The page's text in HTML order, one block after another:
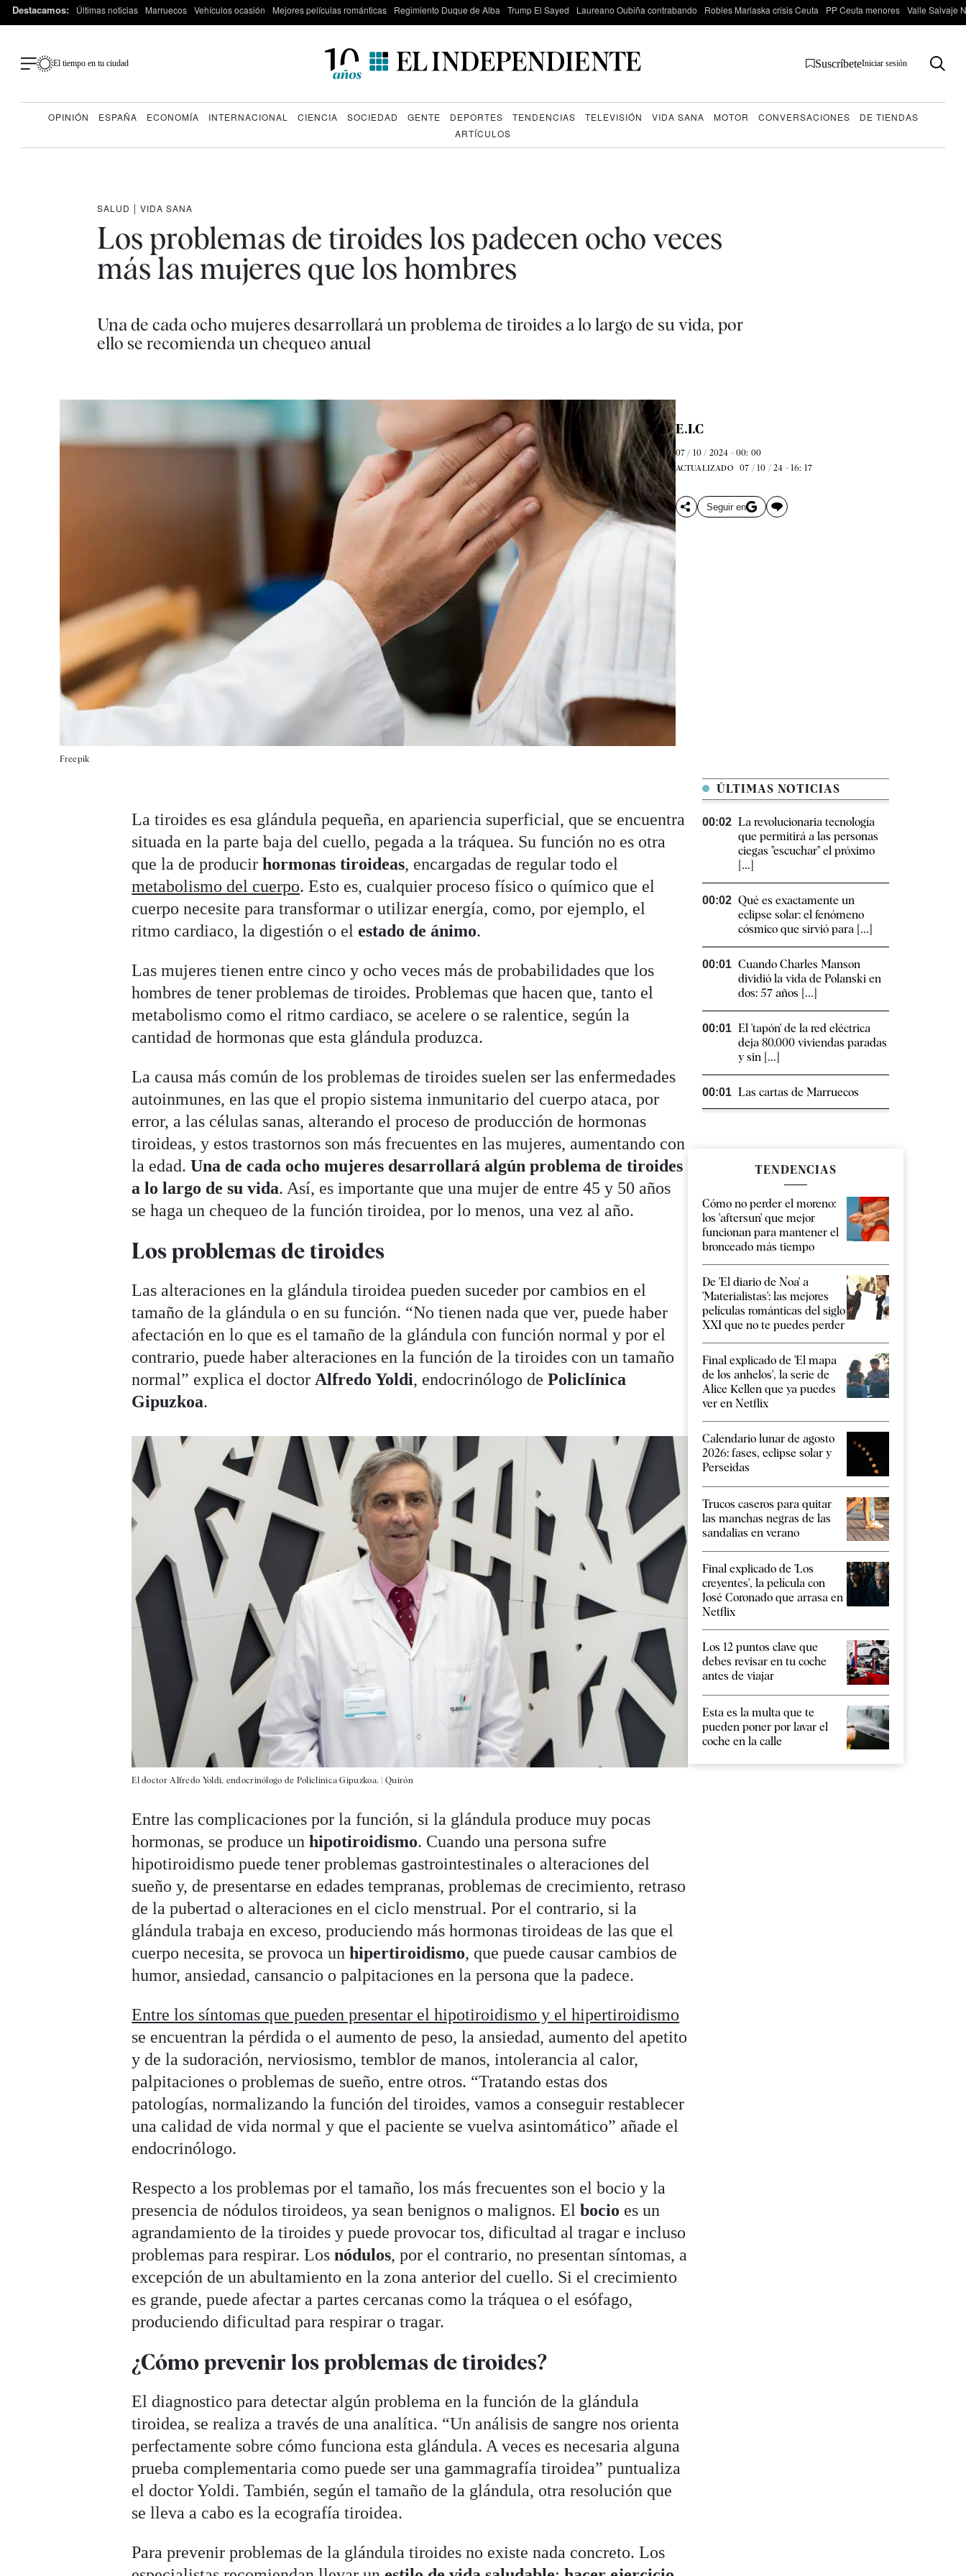
Destacamos: Últimas noticias Marruecos Vehículos ocasión Mejores películas románticas Regimiento Duque de Alba Trump El Sayed Laureano Oubiña contrabando Robles Marlaska crisis Ceuta PP Ceuta menores Valle Salvaje
El tiempo en tu ciudad SuscríbeteIniciar sesión
OPINIÓN ESPAÑA ECONOMÍA INTERNACIONAL CIENCIA SOCIEDAD GENTE DEPORTES TENDENCIAS TELEVISIÓN VIDA SANA MOTOR CONVERSACIONES
DE TIENDAS
ARTÍCULOS
SALUD | VIDA SANA
Los problemas de tiroides los padecen ocho veces
más las mujeres que los hombres
Una de cada ocho mujeres desarrollará un problema de tiroides a lo largo de su vida, por
ello se recomienda un chequeo anual
Freepik
E.I.C
07 / 10 / 2024 - 00: 00
ACTUALIZADO 07 / 10 / 24 - 16: 17
Seguir en
La tiroides es esa glándula pequeña, en apariencia superficial, que se encuentra
situada en la parte baja del cuello, pegada a la tráquea. Su función no es otra
que la de producirhormonas tiroideas, encargadas de regular todo el
metabolismo del cuerpo. Esto es, cualquier proceso físico o químico que el
cuerpo necesite para transformar o utilizar energía, como, por ejemplo, el
ritmo cardiaco, la digestión o elestado de ánimo.
Las mujeres tienen entre cinco y ocho veces más de probabilidades que los
hombres de tener problemas de tiroides. Problemas que hacen que, tanto el
metabolismo como el ritmo cardiaco, se acelere o se ralentice, según la
cantidad de hormonas que esta glándula produzca.
La causa más común de los problemas de tiroides suelen ser las enfermedades
autoinmunes, en las que el propio sistema inmunitario del cuerpo ataca, por
error, a las células sanas, alterando el proceso de producción de hormonas
tiroideas, y estos trastornos son más frecuentes en las mujeres, aumentando con
la edad.Una de cada ocho mujeres desarrollará algún problema de tiroides
a lo largo de su vida. Así, es importante que una mujer de entre 45 y 50 años
se haga un chequeo de la función tiroidea, por lo menos, una vez al año.
Los problemas de tiroides
Las alteraciones en la glándula tiroidea pueden suceder por cambios en el
tamaño de la glándula o en su función. “No tienen nada que ver, puede haber
afectación en lo que es el tamaño de la glándula con función normal y por el
contrario, puede haber alteraciones en la función de la tiroides con un tamaño
normal” explica el doctor Alfredo Yoldi, endocrinólogo dePoliclínica
Gipuzkoa.
El doctor Alfredo Yoldi, endocrinólogo de Policlínica Gipuzkoa. |Quirón
Entre las complicaciones por la función, si la glándula produce muy pocas
hormonas, se produce unhipotiroidismo. Cuando una persona sufre
hipotiroidismo puede tener problemas gastrointestinales o alteraciones del
sueño y, de presentarse en edades tempranas, problemas de crecimiento, retraso
de la pubertad o alteraciones en el ciclo menstrual. Por el contrario, si la
glándula trabaja en exceso, produciendo más hormonas tiroideas de las que el
cuerpo necesita, se provoca unhipertiroidismo, que puede causar cambios de
humor, ansiedad, cansancio o palpitaciones en la persona que la padece.
Entre los síntomas que pueden presentar el hipotiroidismo y el hipertiroidismo
se encuentran la pérdida o el aumento de peso, la ansiedad, aumento del apetito
y de la sudoración, nerviosismo, temblor de manos, intolerancia al calor,
palpitaciones o problemas de sueño, entre otros. “Tratando estas dos
patologías, normalizando la función del tiroides, vamos a conseguir restablecer
una calidad de vida normal y que el paciente se vuelva asintomático” añade el
endocrinólogo.
Respecto a los problemas por el tamaño, los más frecuentes son el bocio y la
presencia de nódulos tiroideos, ya sean benignos o malignos. Elbocio es un
agrandamiento de la tiroides y puede provocar tos, dificultad al tragar e incluso
problemas para respirar. Losnódulos, por el contrario, no presentan síntomas, a
excepción de un abultamiento en la zona anterior del cuello. Si el crecimiento
es grande, puede afectar a partes cercanas como la tráquea o el esófago,
produciendo dificultad para respirar o tragar.
¿Cómo prevenir los problemas de tiroides?
El diagnostico para detectar algún problema en la función de la glándula
tiroidea, se realiza a través de una analítica. “Un análisis de sangre nos orienta
perfectamente sobre cómo funciona esta glándula. A veces es necesaria alguna
prueba complementaria como puede ser una gammagrafía tiroidea” puntualiza
el doctor Yoldi. También, según el tamaño de la glándula, otra resolución que
se lleva a cabo es la ecografía tiroidea.
Para prevenir problemas de la glándula tiroides no existe nada concreto. Los
ÚLTIMAS NOTICIAS
00:02 La revolucionaria tecnología
que permitirá a las personas
ciegas "escuchar" el próximo
[...]
00:02 Qué es exactamente un
eclipse solar: el fenómeno
cósmico que sirvió para [...]
00:01 Cuando Charles Manson
dividió la vida de Polanski en
dos: 57 años [...]
00:01 El 'tapón' de la red eléctrica
deja 80.000 viviendas paradas
y sin [...]
00:01 Las cartas de Marruecos
TENDENCIAS
Cómo no perder el moreno:
los 'aftersun' que mejor
funcionan para mantener el
bronceado más tiempo
De 'El diario de Noa' a
'Materialistas': las mejores
películas románticas del siglo
XXI que no te puedes perder
Final explicado de 'El mapa
de los anhelos', la serie de
Alice Kellen que ya puedes
ver en Netflix
Calendario lunar de agosto
2026: fases, eclipse solar y
Perseidas
Trucos caseros para quitar
las manchas negras de las
sandalias en verano
Final explicado de 'Los
creyentes', la película con
José Coronado que arrasa en
Netflix
Los 12 puntos clave que
debes revisar en tu coche
antes de viajar
Esta es la multa que te
pueden poner por lavar el
coche en la calle